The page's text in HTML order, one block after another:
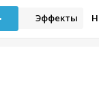
Эффекты